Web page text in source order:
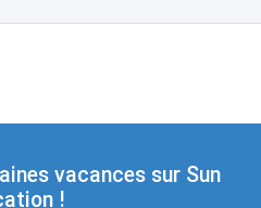
vacances sur Sun
!